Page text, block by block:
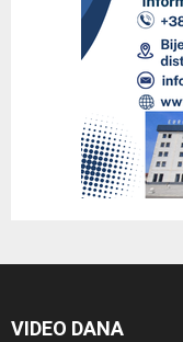
VIDEO DANA